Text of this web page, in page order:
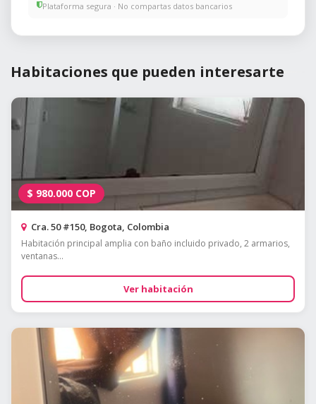
Plataforma segura · No compartas datos bancarios
Habitaciones que pueden interesarte
$ 980.000 COP
Cra. 50 #150, Bogota, Colombia
Habitación principal amplia con baño incluido privado, 2 armarios,
ventanas...
Ver habitación